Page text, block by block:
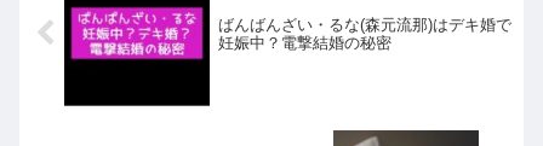
ばんばんざい・るな(森元流那)はデキ婚で
妊娠中？電撃結婚の秘密